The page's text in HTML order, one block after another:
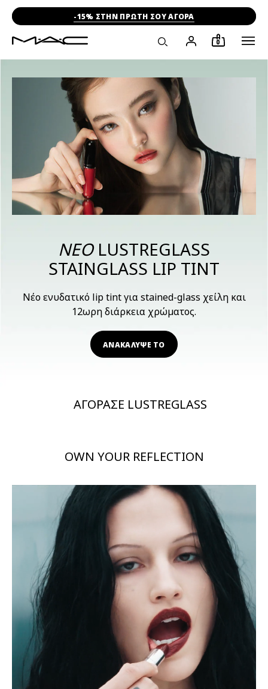
-15% ΣΤΗΝ ΠΡΩΤΗ ΣΟΥ ΑΓΟΡΑ
0
ΝΕΟLUSTREGLASS
STAINGLASS LIP TINT
Νέο ενυδατικό lip tint για stained-glass χείλη και
12ωρη διάρκεια χρώματος.
ΑΝΑΚΑΛΥΨΕ ΤΟ
ΑΓΟΡΑΣΕ LUSTREGLASS
OWN YOUR REFLECTION